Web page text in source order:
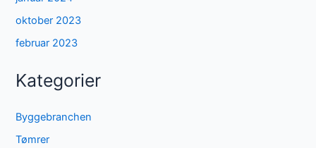
oktober 2023
februar 2023
Kategorier
Byggebranchen
Tømrer